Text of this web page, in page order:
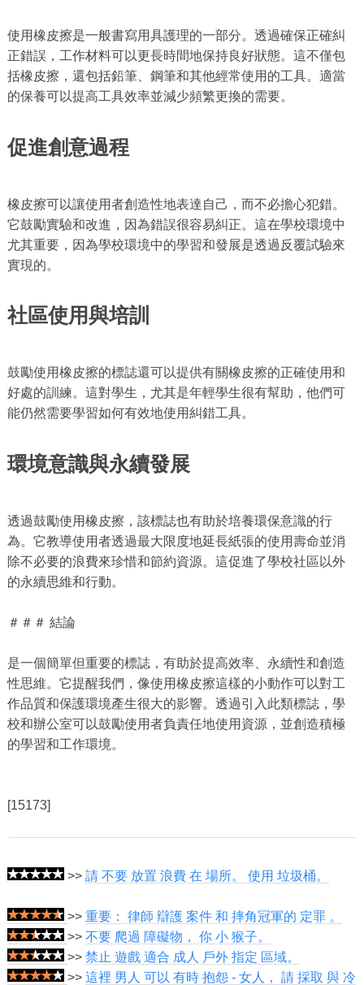
使用橡皮擦是一般書寫用具護理的一部分。透過確保正確糾
正錯誤，工作材料可以更長時間地保持良好狀態。這不僅包
括橡皮擦，還包括鉛筆、鋼筆和其他經常使用的工具。適當
的保養可以提高工具效率並減少頻繁更換的需要。
促進創意過程
橡皮擦可以讓使用者創造性地表達自己，而不必擔心犯錯。
它鼓勵實驗和改進，因為錯誤很容易糾正。這在學校環境中
尤其重要，因為學校環境中的學習和發展是透過反覆試驗來
實現的。
社區使用與培訓
鼓勵使用橡皮擦的標誌還可以提供有關橡皮擦的正確使用和
好處的訓練。這對學生，尤其是年輕學生很有幫助，他們可
能仍然需要學習如何有效地使用糾錯工具。
環境意識與永續發展
透過鼓勵使用橡皮擦，該標誌也有助於培養環保意識的行
為。它教導使用者透過最大限度地延長紙張的使用壽命並消
除不必要的浪費來珍惜和節約資源。這促進了學校社區以外
的永續思維和行動。
＃＃＃ 結論
是一個簡單但重要的標誌，有助於提高效率、永續性和創造
性思維。它提醒我們，像使用橡皮擦這樣的小動作可以對工
作品質和保護環境產生很大的影響。透過引入此類標誌，學
校和辦公室可以鼓勵使用者負責任地使用資源，並創造積極
的學習和工作環境。
[15173]
>> 請 不要 放置 浪費 在 場所。 使用 垃圾桶。
>> 重要： 律師 辯護 案件 和 摔角冠軍的 定罪 。
>> 不要 爬過 障礙物， 你 小 猴子。
>> 禁止 遊戲 適合 成人 戶外 指定 區域。
>> 這裡 男人 可以 有時 抱怨 - 女人， 請 採取 與 冷